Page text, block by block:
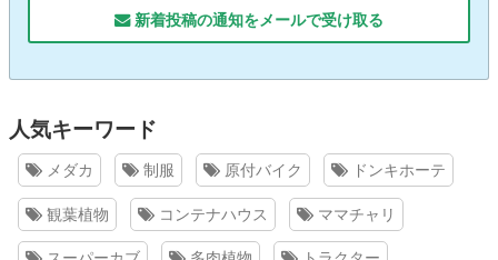
新着投稿の通知をメールで受け取る
人気キーワード
メダカ 制服 原付バイク ドンキホーテ
観葉植物 コンテナハウス ママチャリ